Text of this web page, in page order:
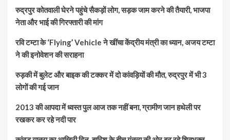
रुद्रपुर कोतवाली घेरने पहुंचे सैकड़ों लोग, सड़क जाम करने की तैयारी, भाजपा
नेता और भाई की गिरफ्तारी की मांग
रवि टम्टा के ‘Flying’ Vehicle ने खींचा केंद्रीय मंत्री का ध्यान, अजय टम्टा
ने की इनोवेशन की सराहना
रुड़की में बुलेट और बाइक की टक्कर में दो कांवड़ियों की मौत, रुद्रपुर में भी 3
लोगों की गई जान
2013 की आपदा में ध्वस्त पुल आज तक नहीं बना, ग्रामीण जान हथेली पर
रखकर कर रहे नदी पार